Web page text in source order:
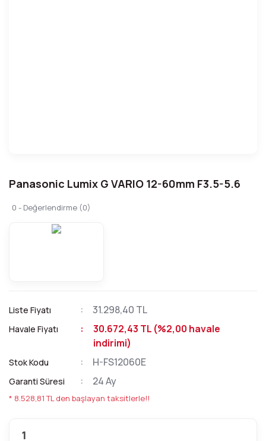
Panasonic Lumix G VARIO 12-60mm F3.5-5.6
0 - Değerlendirme (0)
Liste Fiyatı 31.298,40 TL
Havale Fiyatı
30.672,43 TL (%2,00 havale
indirimi)
Stok Kodu H-FS12060E
Garanti Süresi 24 Ay
* 8.528,81 TL den başlayan taksitlerle!!